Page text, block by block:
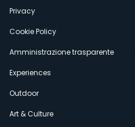
Privacy
Cookie Policy
Amministrazione trasparente
Experiences
Outdoor
Art & Culture